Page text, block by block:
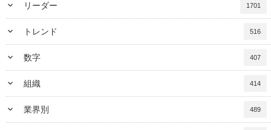
keyboard_arrow_down リーダー 1701
keyboard_arrow_down トレンド 516
keyboard_arrow_down 数字 407
keyboard_arrow_down 組織 414
keyboard_arrow_down 業界別 489